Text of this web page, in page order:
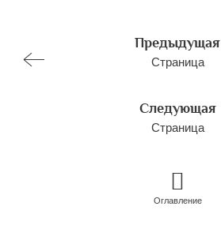
Предыдущая
Страница
Следующая
Страница
Оглавление